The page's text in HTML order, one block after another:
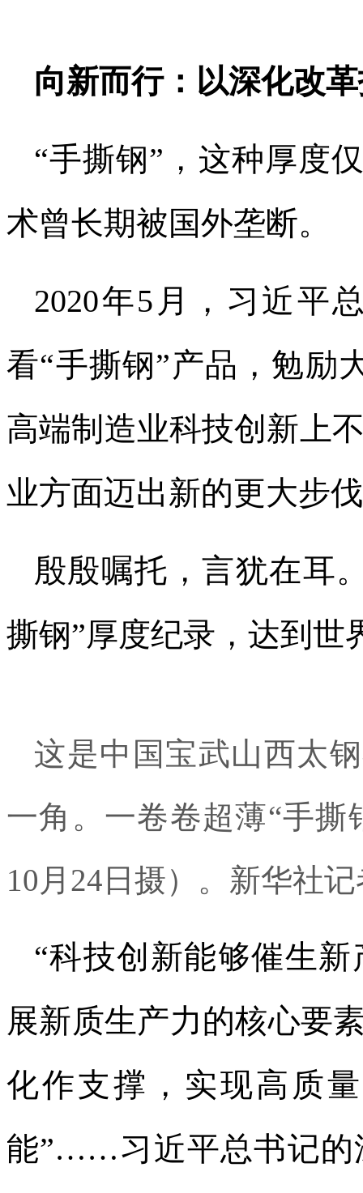
向新而行：以深化改
“手撕钢”，这种厚度
术曾长期被国外垄断。
2020年5月，习近平
看“手撕钢”产品，勉励
高端制造业科技创新上
业方面迈出新的更大步
殷殷嘱托，言犹在耳
撕钢”厚度纪录，达到世
这是中国宝武山西太
一角。一卷卷超薄“手撕
10月24日摄）。新华社
“科技创新能够催生
展新质生产力的核心要
化作支撑，实现高质
能”……习近平总书记的